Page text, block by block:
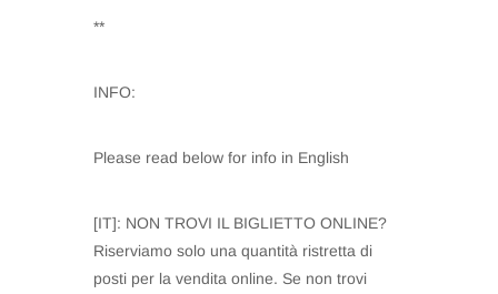
**
INFO:
Please read below for info in English
[IT]: NON TROVI IL BIGLIETTO ONLINE?
Riserviamo solo una quantità ristretta di
posti per la vendita online. Se non trovi